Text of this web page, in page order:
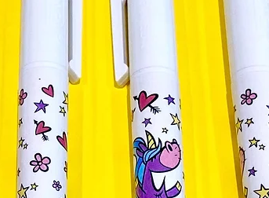
coton bio. Nous
locale sur
Pour conserver
nous conseillons
qu'un